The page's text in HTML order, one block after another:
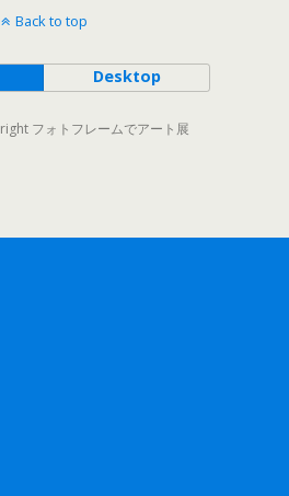
Back to top
Desktop
フォトフレームでアート展